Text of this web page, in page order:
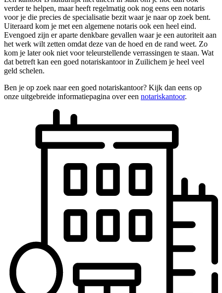
verder te helpen, maar heeft regelmatig ook nog eens een notaris
voor je die precies de specialisatie bezit waar je naar op zoek bent.
Uiteraard kom je met een algemene notaris ook een heel eind.
Evengoed zijn er aparte denkbare gevallen waar je een autoriteit aan
het werk wilt zetten omdat deze van de hoed en de rand weet. Zo
kom je later ook niet voor teleurstellende verrassingen te staan. Wat
dat betreft kan een goed notariskantoor in Zuilichem je heel veel
geld schelen.
Ben je op zoek naar een goed notariskantoor? Kijk dan eens op
onze uitgebreide informatiepagina over een notariskantoor.